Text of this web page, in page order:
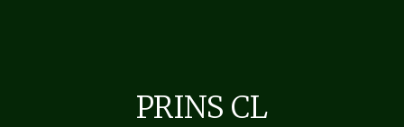
PRINS CL